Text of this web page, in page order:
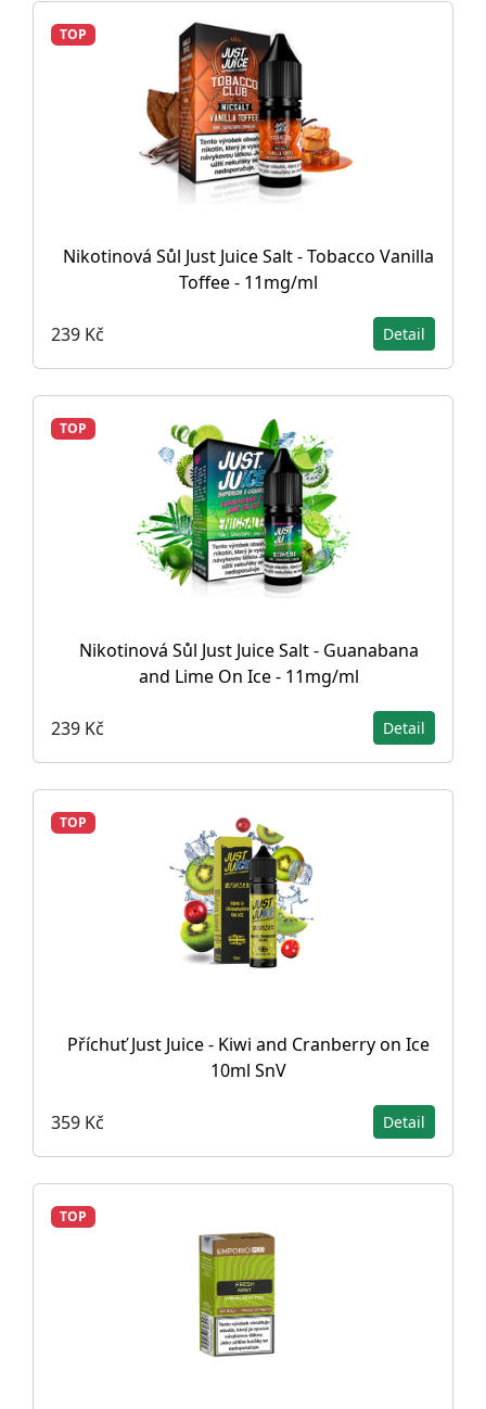
TOP
Nikotinová Sůl Just Juice Salt - Tobacco Vanilla
Toffee - 11mg/ml
239 Kč Detail
TOP
Nikotinová Sůl Just Juice Salt - Guanabana
and Lime On Ice - 11mg/ml
239 Kč Detail
TOP
Příchuť Just Juice - Kiwi and Cranberry on Ice
10ml SnV
359 Kč Detail
TOP